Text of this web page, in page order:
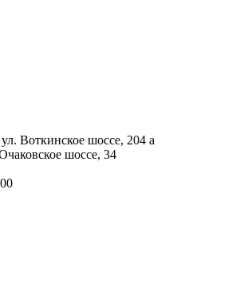
Воткинское шоссе, 204 а
шоссе, 34